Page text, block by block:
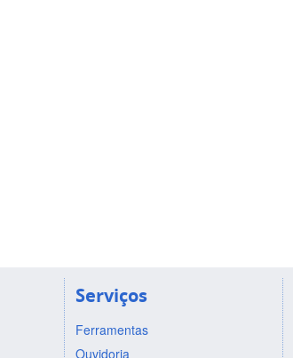
Serviços
Ferramentas
Ouvidoria